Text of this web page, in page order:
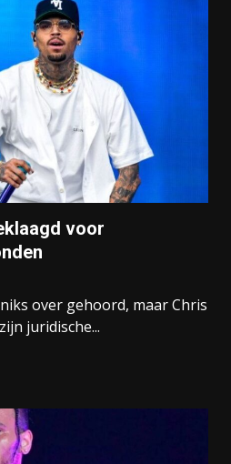
voor
over gehoord, maar Chris
juridische...